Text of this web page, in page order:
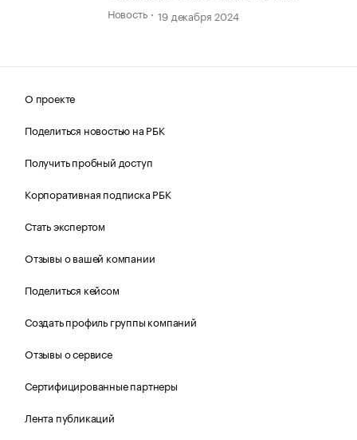
Новость 19 декабря 2024
О проекте
Поделиться новостью на РБК
Получить пробный доступ
Корпоративная подписка РБК
Стать экспертом
Отзывы о вашей компании
Поделиться кейсом
Создать профиль группы компаний
Отзывы о сервисе
Сертифицированные партнеры
Лента публикаций